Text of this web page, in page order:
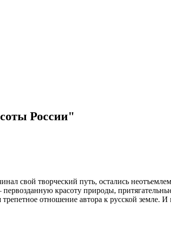
России"
свой творческий путь, остались
красоту природы,
отношение автора к русской земле.